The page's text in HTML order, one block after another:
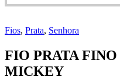
Fios, Prata, Senhora
FIO PRATA
MICKEY